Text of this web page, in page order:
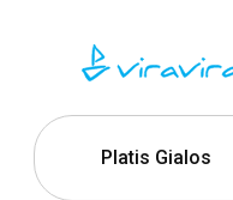
Platis Gialos